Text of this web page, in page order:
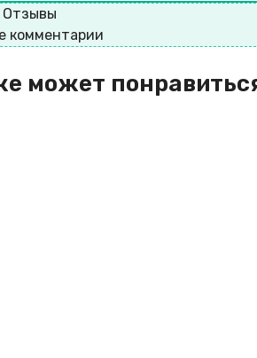
Отзывы
комментарии
может